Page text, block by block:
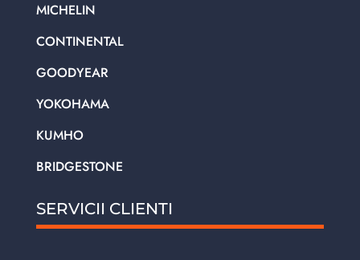
MICHELIN
CONTINENTAL
GOODYEAR
YOKOHAMA
KUMHO
BRIDGESTONE
SERVICII CLIENTI